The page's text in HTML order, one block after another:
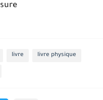
livre livre physique